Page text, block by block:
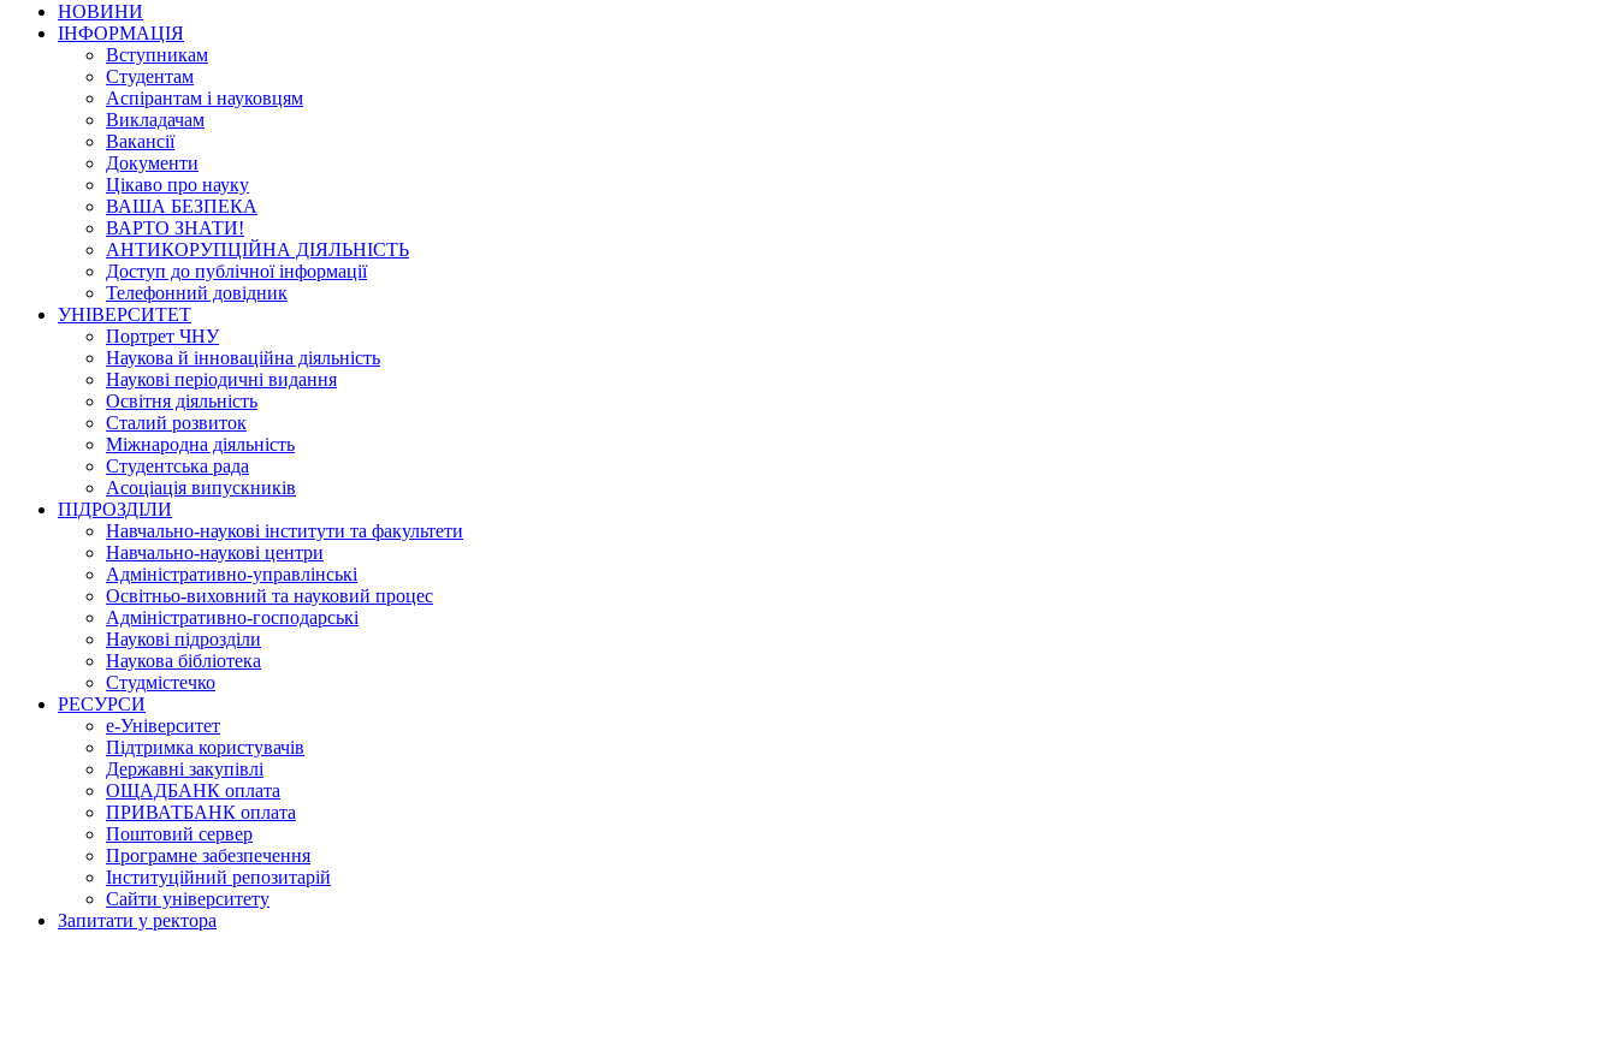
НОВИНИ
ІНФОРМАЦІЯ
Вступникам
Студентам
Аспірантам і науковцям
Викладачам
Вакансії
Документи
Цікаво про науку
ВАША БЕЗПЕКА
ВАРТО ЗНАТИ!
АНТИКОРУПЦІЙНА ДІЯЛЬНІСТЬ
Доступ до публічної інформації
Телефонний довідник
УНІВЕРСИТЕТ
Портрет ЧНУ
Наукова й інноваційна діяльність
Наукові періодичні видання
Освітня діяльність
Сталий розвиток
Міжнародна діяльність
Студентська рада
Асоціація випускників
ПІДРОЗДІЛИ
Навчально-наукові інститути та факультети
Навчально-наукові центри
Адміністративно-управлінські
Освітньо-виховний та науковий процес
Адміністративно-господарські
Наукові підрозділи
Наукова бібліотека
Студмістечко
РЕСУРСИ
е-Університет
Підтримка користувачів
Державні закупівлі
ОЩАДБАНК оплата
ПРИВАТБАНК оплата
Поштовий сервер
Програмне забезпечення
Інституційний репозитарій
Сайти університету
Запитати у ректора